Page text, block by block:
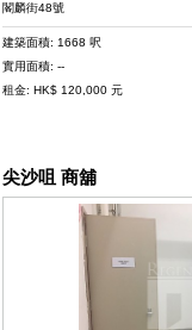
閣麟街48號
建築面積: 1668 呎
實用面積: --
租金: HK$ 120,000 元
尖沙咀 商舖